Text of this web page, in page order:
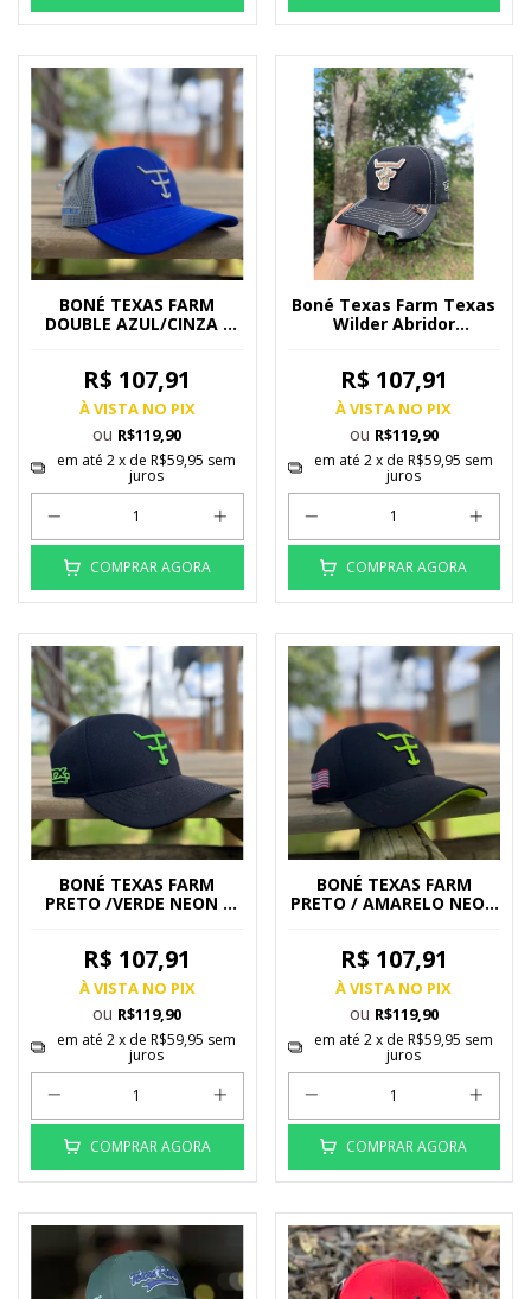
BONÉ TEXAS FARM
DOUBLE AZUL/CINZA -
R$ 107,91
À VISTA NO PIX
ou R$119,90
em até2x deR$59,95 sem
juros
COMPRAR AGORA
Boné Texas Farm Texas
Wilder Abridor
R$ 107,91
À VISTA NO PIX
ou R$119,90
em até 2x de R$59,95 sem
juros
COMPRAR AGORA
BONÉ TEXAS FARM
PRETO /VERDE NEON -
R$ 107,91
À VISTA NO PIX
ou R$119,90
em até2x deR$59,95 sem
juros
COMPRAR AGORA
BONÉ TEXAS FARM
PRETO / AMARELO NEON
R$ 107,91
À VISTA NO PIX
ou R$119,90
em até 2x de R$59,95 sem
juros
COMPRAR AGORA